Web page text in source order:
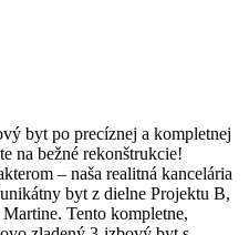
byt po precíznej a kompletnej
na bežné rekonštrukcie!
– naša realitná kancelária
byt z dielne Projektu B,
Tento kompletne,